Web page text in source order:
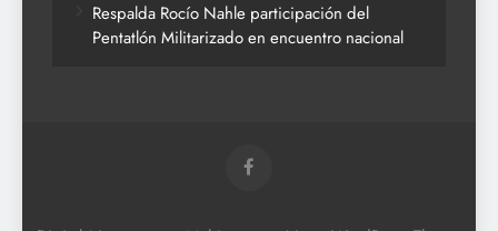
Respalda Rocío Nahle participación del
Pentatlón Militarizado en encuentro nacional